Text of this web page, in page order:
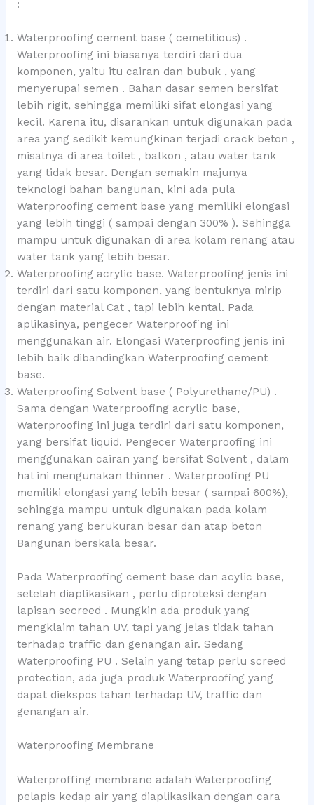
:
Waterproofing cement base ( cemetitious) .
Waterproofing ini biasanya terdiri dari dua
komponen, yaitu itu cairan dan bubuk , yang
menyerupai semen . Bahan dasar semen bersifat
lebih rigit, sehingga memiliki sifat elongasi yang
kecil. Karena itu, disarankan untuk digunakan pada
area yang sedikit kemungkinan terjadi crack beton ,
misalnya di area toilet , balkon , atau water tank
yang tidak besar. Dengan semakin majunya
teknologi bahan bangunan, kini ada pula
Waterproofing cement base yang memiliki elongasi
yang lebih tinggi ( sampai dengan 300% ). Sehingga
mampu untuk digunakan di area kolam renang atau
water tank yang lebih besar.
Waterproofing acrylic base. Waterproofing jenis ini
terdiri dari satu komponen, yang bentuknya mirip
dengan material Cat , tapi lebih kental. Pada
aplikasinya, pengecer Waterproofing ini
menggunakan air. Elongasi Waterproofing jenis ini
lebih baik dibandingkan Waterproofing cement
base.
Waterproofing Solvent base ( Polyurethane/PU) .
Sama dengan Waterproofing acrylic base,
Waterproofing ini juga terdiri dari satu komponen,
yang bersifat liquid. Pengecer Waterproofing ini
menggunakan cairan yang bersifat Solvent , dalam
hal ini mengunakan thinner . Waterproofing PU
memiliki elongasi yang lebih besar ( sampai 600%),
sehingga mampu untuk digunakan pada kolam
renang yang berukuran besar dan atap beton
Bangunan berskala besar.
Pada Waterproofing cement base dan acylic base,
setelah diaplikasikan , perlu diproteksi dengan
lapisan secreed . Mungkin ada produk yang
mengklaim tahan UV, tapi yang jelas tidak tahan
terhadap traffic dan genangan air. Sedang
Waterproofing PU . Selain yang tetap perlu screed
protection, ada juga produk Waterproofing yang
dapat diekspos tahan terhadap UV, traffic dan
genangan air.
Waterproofing Membrane
Waterproffing membrane adalah Waterproofing
pelapis kedap air yang diaplikasikan dengan cara